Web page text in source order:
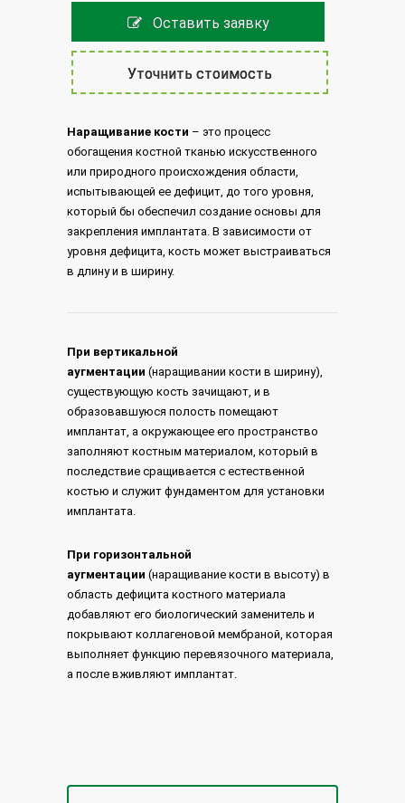
Оставить заявку
Уточнить стоимость
Наращивание кости – это процесс
обогащения костной тканью искусственного
или природного происхождения области,
испытывающей ее дефицит, до того уровня,
который бы обеспечил создание основы для
закрепления имплантата. В зависимости от
уровня дефицита, кость может выстраиваться
в длину и в ширину.
При вертикальной
аугментации (наращивании кости в ширину),
существующую кость зачищают, и в
образовавшуюся полость помещают
имплантат, а окружающее его пространство
заполняют костным материалом, который в
последствие сращивается с естественной
костью и служит фундаментом для установки
имплантата.
При горизонтальной
аугментации (наращивание кости в высоту) в
область дефицита костного материала
добавляют его биологический заменитель и
покрывают коллагеновой мембраной, которая
выполняет функцию перевязочного материала,
а после вживляют имплантат.